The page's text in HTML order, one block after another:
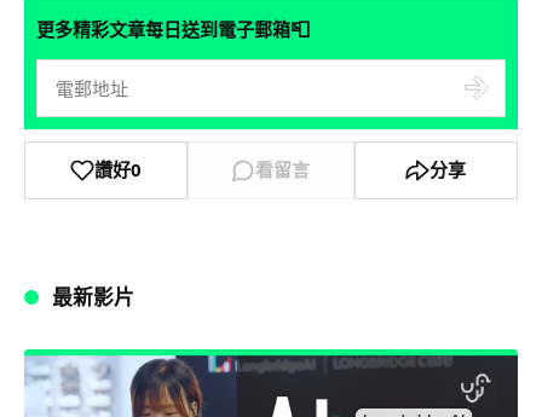
更多精彩文章每日送到電子郵箱📮
讚好0 看留言 分享
最新影片